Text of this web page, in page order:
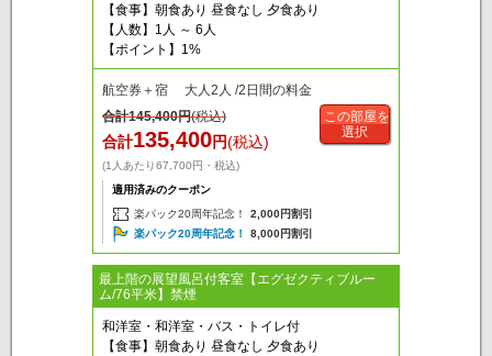
【食事】朝食あり 昼食なし 夕食あり
【人数】1人 ～ 6人
【ポイント】1%
航空券＋宿 大人2人 /2日間の料金
合計145,400円(税込)
合計135,400円(税込)
(1人あたり67,700円・税込)
適用済みのクーポン
楽パック20周年記念！
2,000円割引
楽パック20周年記念！
8,000円割引
この部屋を
選択
最上階の展望風呂付客室【エグゼクティブルー
ム/76平米】禁煙
和洋室・和洋室・バス・トイレ付
【食事】朝食あり 昼食なし 夕食あり